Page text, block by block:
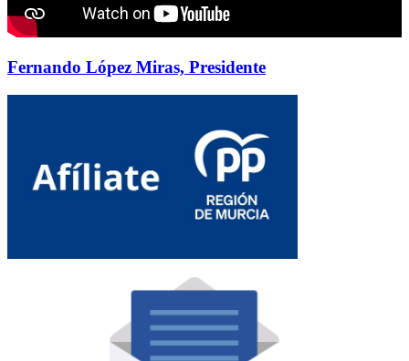
Fernando López Miras, Presidente